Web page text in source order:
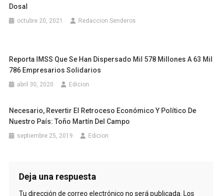
Dosal
octubre 20, 2021 Redaccion Senderos
Reporta IMSS Que Se Han Dispersado Mil 578 Millones A 63 Mil
786 Empresarios Solidarios
abril 30, 2020 Edicion
Necesario, Revertir El Retroceso Económico Y Político De
Nuestro País: Toño Martín Del Campo
septiembre 25, 2019 Edicion
Deja una respuesta
Tu dirección de correo electrónico no será publicada. Los